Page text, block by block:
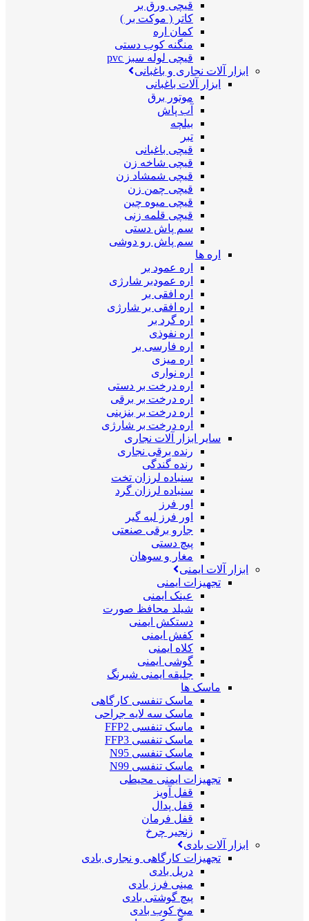
قیچی ورق بر
کاتر ( موکت بر )
کمان اره
منگنه کوب دستی
قیچی لوله سبز pvc
ابزار آلات نجاری و باغبانی
ابزار آلات باغبانی
موتور برق
آب پاش
بیلچه
تبر
قیچی باغبانی
قیچی شاخه زن
قیچی شمشاد زن
قیچی چمن زن
قیچی میوه چین
قیچی قلمه زنی
سم پاش دستی
سم پاش رو دوشی
اره ها
اره عمود بر
اره عمودبر شارژی
اره افقی بر
اره افقی بر شارژی
اره گرد بر
اره نفوذی
اره فارسی بر
اره میزی
اره نواری
اره درخت بر دستی
اره درخت بر برقی
اره درخت بر بنزینی
اره درخت بر شارژی
سایر ابزار آلات نجاری
رنده برقی نجاری
رنده گندگی
سنباده لرزان تخت
سنباده لرزان گرد
اور فرز
اور فرز لبه گیر
جارو برقی صنعتی
پیچ دستی
مغار و سوهان
ابزار آلات ایمنی
تجهیزات ایمنی
عینک ایمنی
شیلد محافظ صورت
دستکش ایمنی
کفش ایمنی
کلاه ایمنی
گوشی ایمنی
جلیقه ایمنی شبرنگ
ماسک ها
ماسک تنفسی کارگاهی
ماسک سه لایه جراحی
ماسک تنفسی FFP2
ماسک تنفسی FFP3
ماسک تنفسی N95
ماسک تنفسی N99
تجهیزات ایمنی محیطی
قفل آویز
قفل پدال
قفل فرمان
زنجیر چرخ
ابزار آلات بادی
تجهیزات کارگاهی و نجاری بادی
دریل بادی
مینی فرز بادی
پیچ گوشتی بادی
میخ کوب بادی